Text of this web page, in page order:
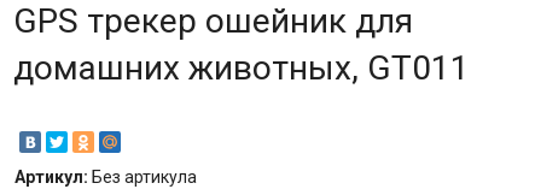
GPS трекер ошейник для
домашних животных, GT011
Артикул: Без артикула